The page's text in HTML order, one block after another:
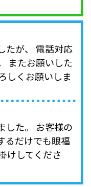
たが、 電話対応
またお願いした
しくお願いしま
した。 お客様の
るだけでも眼福
けしてくださ